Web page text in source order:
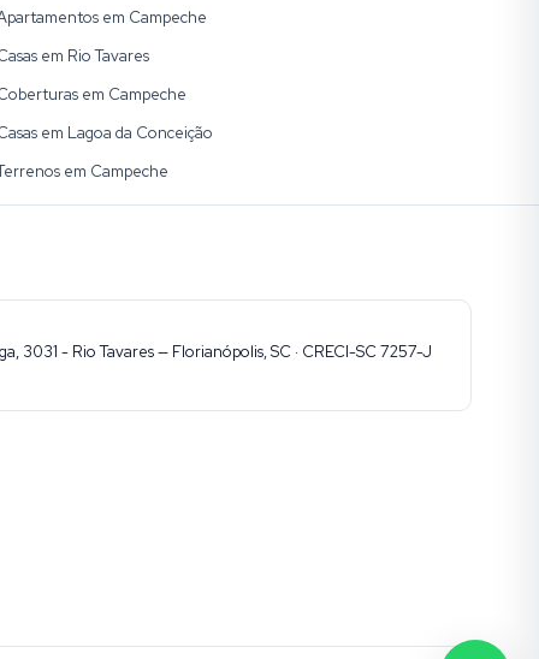
em Campeche
em Rio Tavares
em Campeche
em Lagoa da Conceição
em Campeche
3031 - Rio Tavares — Florianópolis, SC · CRECI-SC 7257-J